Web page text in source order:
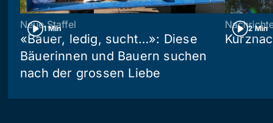
1 Min
Neue Staffel
«Bauer, ledig, sucht…»: Diese
Bäuerinnen und Bauern suchen
nach der grossen Liebe
2 Min